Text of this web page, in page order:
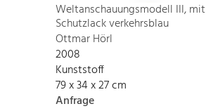
Weltanschauungsmodell III,
Schutzlack verkehrsblau
Ottmar Hörl
2008
Kunststoff
79 x 34 x 27 cm
Anfrage